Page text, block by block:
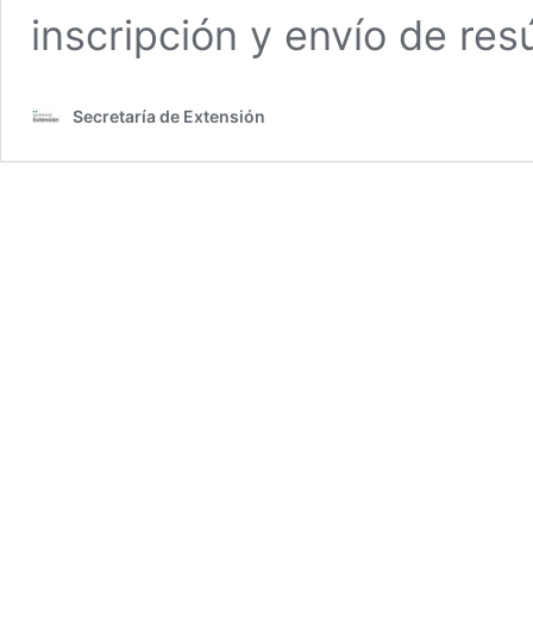
inscripción y envío de
Secretaría de Extensión